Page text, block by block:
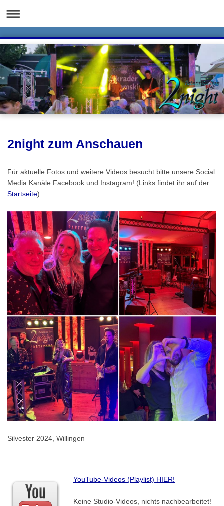
2night zum Anschauen
Für aktuelle Fotos und weitere Videos besucht bitte unsere Social
Media Kanäle Facebook und Instagram! (Links findet ihr auf der
Startseite)
Silvester 2024, Willingen
YouTube-Videos (Playlist) HIER!
Keine Studio-Videos, nichts nachbearbeitet!